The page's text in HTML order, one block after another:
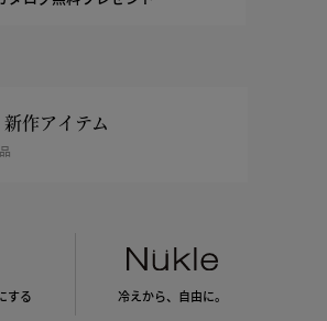
作アイテム
する 冷えから、 自由に。